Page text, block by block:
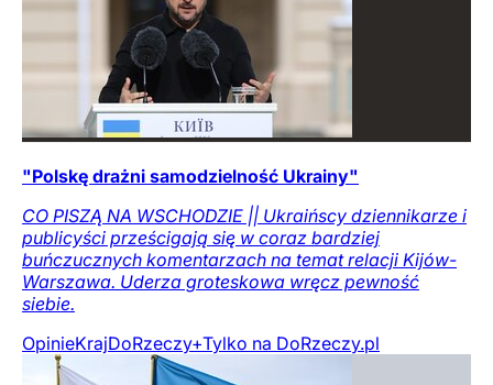
"Polskę drażni samodzielność Ukrainy"
CO PISZĄ NA WSCHODZIE || Ukraińscy dziennikarze i
publicyści prześcigają się w coraz bardziej
buńczucznych komentarzach na temat relacji Kijów-
Warszawa. Uderza groteskowa wręcz pewność
siebie.
OpinieKrajDoRzeczy+Tylko na DoRzeczy.pl